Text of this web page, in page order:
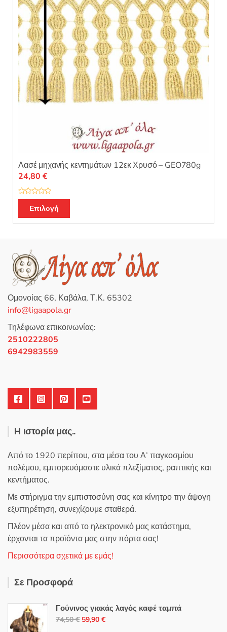
5
Λασέ μηχανής κεντημάτων 12εκ Χρυσό – GEO780g
Β
μ
ο
θ
η
κ
ε
μ
α
π
ό
5
24,80 €
Επιλογή
Ομονοίας 66, Καβάλα, Τ.Κ. 65302
info@ligaapola.gr
Τηλέφωνα επικοινωνίας:
2510222805
6942983559
Η ιστορία μας..
Από το 1920 περίπου, στα μέσα του Α’ παγκοσμίου
πολέμου, εμπορευόμαστε υλικά πλεξίματος, ραπτικής και
κεντήματος.
Με στήριγμα την εμπιστοσύνη σας και κίνητρο την άψογη
εξυπηρέτηση, συνεχίζουμε σταθερά.
Πλέον μέσα και από το ηλεκτρονικό μας κατάστημα,
έρχονται τα προϊόντα μας στην πόρτα σας!
Περισσότερα σχετικά με εμάς!
Σε Προσφορά
Γούνινος γιακάς λαγός καφέ ταμπά
74,50€ Original
59,90 €Η